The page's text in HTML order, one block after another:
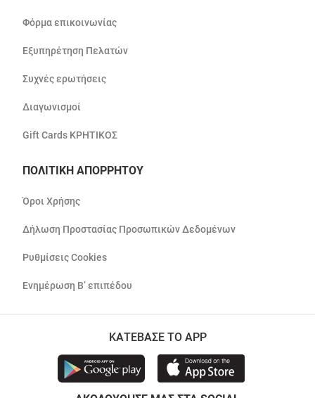
Φόρμα επικοινωνίας
Εξυπηρέτηση Πελατών
Συχνές ερωτήσεις
Διαγωνισμοί
Gift Cards ΚΡΗΤΙΚΟΣ
ΠΟΛΙΤΙΚΗ ΑΠΟΡΡΗΤΟΥ
Όροι Χρήσης
Δήλωση Προστασίας Προσωπικών Δεδομένων
Ρυθμίσεις Cookies
Ενημέρωση Β’ επιπέδου
ΚΑΤΕΒΑΣΕ ΤΟ APP